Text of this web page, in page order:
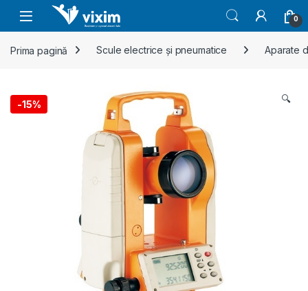
Skip to navigation
Skip to content
0
Prima pagină Scule electrice și pneumatice Aparate
-15% 🔍